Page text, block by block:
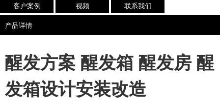
客户案例
视频
联系我们
产品详情
醒发方案 醒发箱 醒发房 醒
发箱设计安装改造